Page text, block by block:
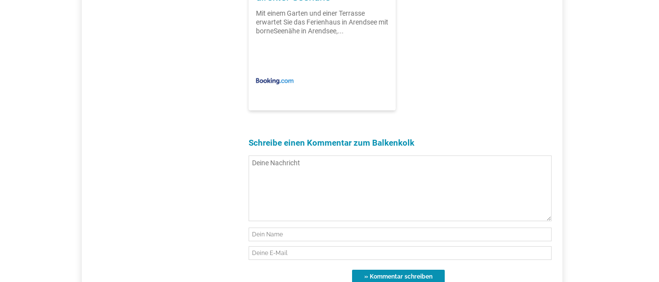
Mit einem Garten und einer Terrasse
erwartet Sie das Ferienhaus in Arendsee mit
borneSeenähe in Arendsee,...
Schreibe einen Kommentar zum Balkenkolk